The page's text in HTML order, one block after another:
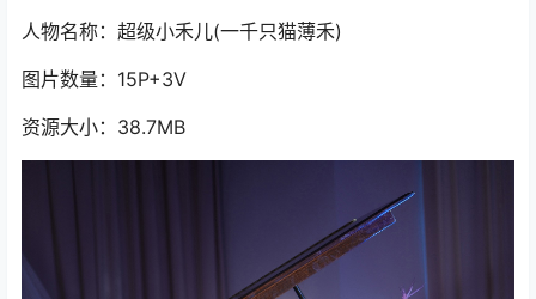
人物名称：超级小禾儿(一千只猫薄禾)
图片数量：15P+3V
资源大小：38.7MB